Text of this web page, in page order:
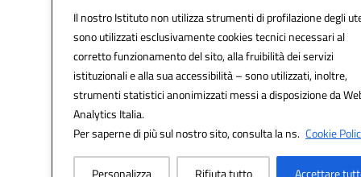
Il nostro Istituto non utilizza strumenti di profilazione degli
sono utilizzati esclusivamente cookies tecnici necessari al
corretto funzionamento del sito, alla fruibilità dei servizi
istituzionali e alla sua accessibilità – sono utilizzati, inoltre,
strumenti statistici anonimizzati messi a disposizione da
Analytics Italia.
Per saperne di più sul nostro sito, consulta la ns. Cookie
Personalizza Rifiuta tutto Accettare